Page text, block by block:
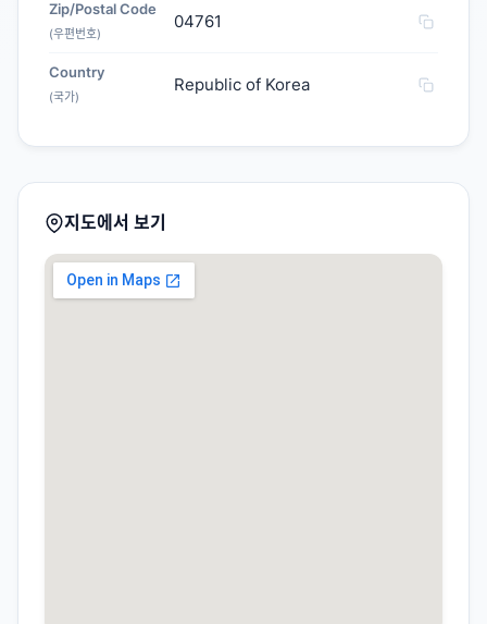
Zip/Postal Code
(우편번호)
04761
Country
(국가)
Republic of Korea
지도에서 보기